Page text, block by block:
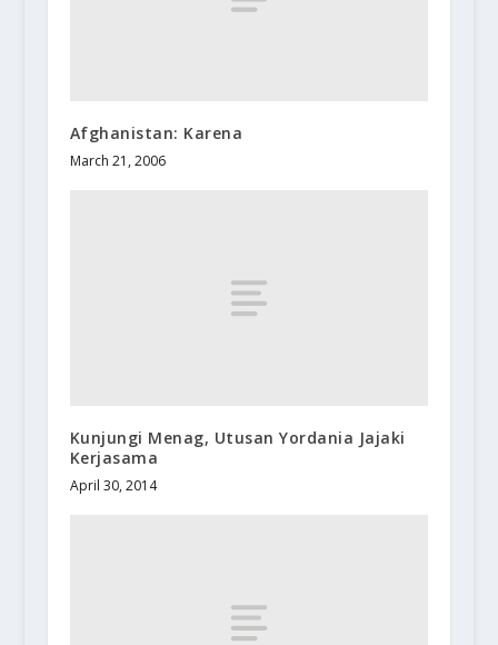
Afghanistan: Karena
March 21, 2006
Kunjungi Menag, Utusan Yordania Jajaki
Kerjasama
April 30, 2014